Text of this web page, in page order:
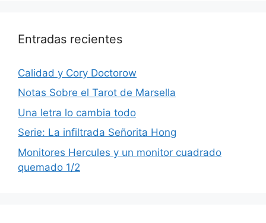
Entradas recientes
Calidad y Cory Doctorow
Notas Sobre el Tarot de Marsella
Una letra lo cambia todo
Serie: La infiltrada Señorita Hong
Monitores Hercules y un monitor cuadrado
quemado 1/2